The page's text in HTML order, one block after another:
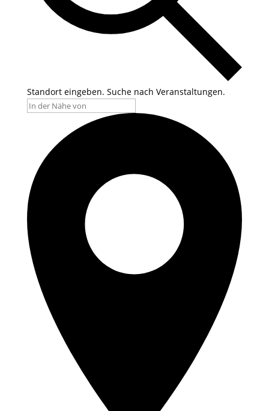
Standort eingeben. Suche nach Veranstaltungen.